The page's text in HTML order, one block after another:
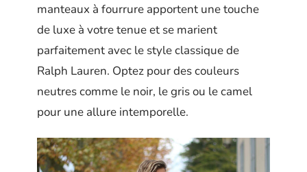
manteaux à fourrure apportent une touche
de luxe à votre tenue et se marient
parfaitement avec le style classique de
Ralph Lauren. Optez pour des couleurs
neutres comme le noir, le gris ou le camel
pour une allure intemporelle.